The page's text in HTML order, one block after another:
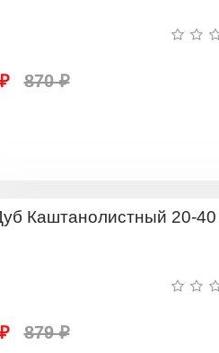
870 ₽
879 ₽